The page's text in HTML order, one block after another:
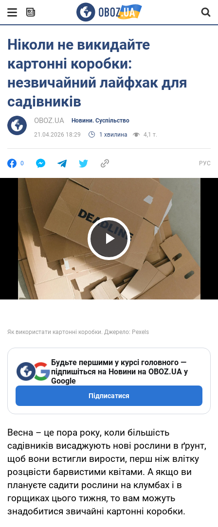
Ніколи не викидайте
картонні коробки:
незвичайний лайфхак для
садівників
OBOZ.UA Новини. Суспільство
21.04.2026 18:29 1 хвилина 4,1 т.
0 РУС
Play Video
Будьте першими у курсі головного —
підпишіться на Новини на OBOZ.UA у
Google
Підписатися
Весна – це пора року, коли більшість
садівників висаджують нові рослини в ґрунт,
щоб вони встигли вирости, перш ніж влітку
розцвісти барвистими квітами. А якщо ви
плануєте садити рослини на клумбах і в
горщиках цього тижня, то вам можуть
знадобитися звичайні картонні коробки.